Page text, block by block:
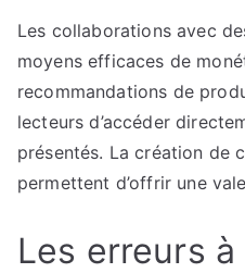
Les collaborations avec
moyens efficaces de
recommandations de
lecteurs d’accéder
présentés. La création de
permettent d’offrir une
Les erreurs